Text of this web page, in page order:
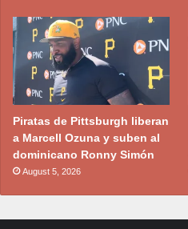
Piratas de Pittsburgh liberan
a Marcell Ozuna y suben al
dominicano Ronny Simón
August 5, 2026